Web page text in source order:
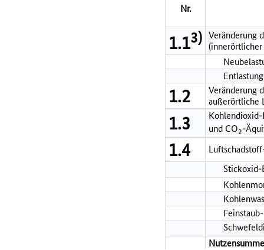
Nr.
1.13) Veränderung
Entlastung
1.2
Veränderung
außerörtliche
1.3
und CO2-
1.4
Stickoxid-